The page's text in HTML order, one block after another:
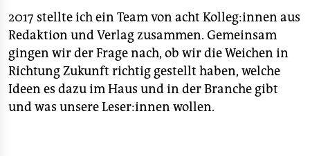
2017 stellte ich ein Team von acht Kolleg:innen aus
Redaktion und Verlag zusammen. Gemeinsam
gingen wir der Frage nach, ob wir die Weichen in
Richtung Zukunft richtig gestellt haben, welche
Ideen es dazu im Haus und in der Branche gibt
und was unsere Leser:innen wollen.